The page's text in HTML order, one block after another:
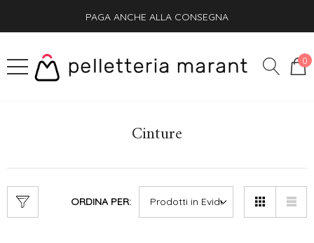
0
Cinture
ORDINA PER: